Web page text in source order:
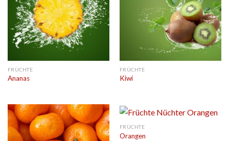
FRÜCHTE
Ananas
FRÜCHTE
Kiwi
FRÜCHTE
Orangen